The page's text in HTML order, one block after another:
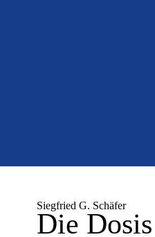
Siegfried G. Schäfer
Die